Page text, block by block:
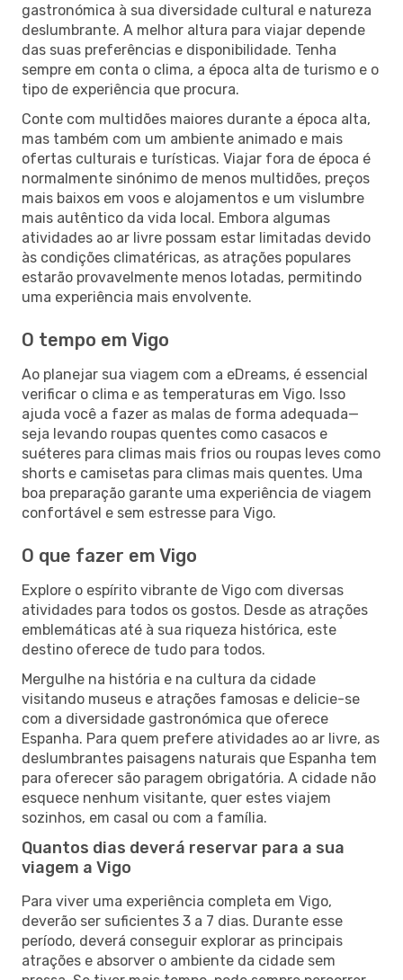
gastronómica à sua diversidade cultural e natureza
deslumbrante. A melhor altura para viajar depende
das suas preferências e disponibilidade. Tenha
sempre em conta o clima, a época alta de turismo e o
tipo de experiência que procura.
Conte com multidões maiores durante a época alta,
mas também com um ambiente animado e mais
ofertas culturais e turísticas. Viajar fora de época é
normalmente sinónimo de menos multidões, preços
mais baixos em voos e alojamentos e um vislumbre
mais autêntico da vida local. Embora algumas
atividades ao ar livre possam estar limitadas devido
às condições climatéricas, as atrações populares
estarão provavelmente menos lotadas, permitindo
uma experiência mais envolvente.
O tempo em Vigo
Ao planejar sua viagem com a eDreams, é essencial
verificar o clima e as temperaturas em Vigo. Isso
ajuda você a fazer as malas de forma adequada—
seja levando roupas quentes como casacos e
suéteres para climas mais frios ou roupas leves como
shorts e camisetas para climas mais quentes. Uma
boa preparação garante uma experiência de viagem
confortável e sem estresse para Vigo.
O que fazer em Vigo
Explore o espírito vibrante de Vigo com diversas
atividades para todos os gostos. Desde as atrações
emblemáticas até à sua riqueza histórica, este
destino oferece de tudo para todos.
Mergulhe na história e na cultura da cidade
visitando museus e atrações famosas e delicie-se
com a diversidade gastronómica que oferece
Espanha. Para quem prefere atividades ao ar livre, as
deslumbrantes paisagens naturais que Espanha tem
para oferecer são paragem obrigatória. A cidade não
esquece nenhum visitante, quer estes viajem
sozinhos, em casal ou com a família.
Quantos dias deverá reservar para a sua
viagem a Vigo
Para viver uma experiência completa em Vigo,
deverão ser suficientes 3 a 7 dias. Durante esse
período, deverá conseguir explorar as principais
atrações e absorver o ambiente da cidade sem